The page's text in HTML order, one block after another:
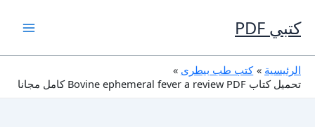
إلى
المحتوى
كتبي PDF
الرئيسية
كتب طب بيطرى
تحميل كتاب Bovine ephemeral fever a review PDF كامل مجانا